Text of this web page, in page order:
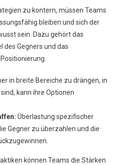
zu kontern, müssen Teams
bleiben und sich der
sein. Dazu gehört das
des Gegners und das
in breite Bereiche zu drängen, in
kann ihre Optionen
Überlastung spezifischer
Gegner zu überzahlen und die
können Teams die Stärken